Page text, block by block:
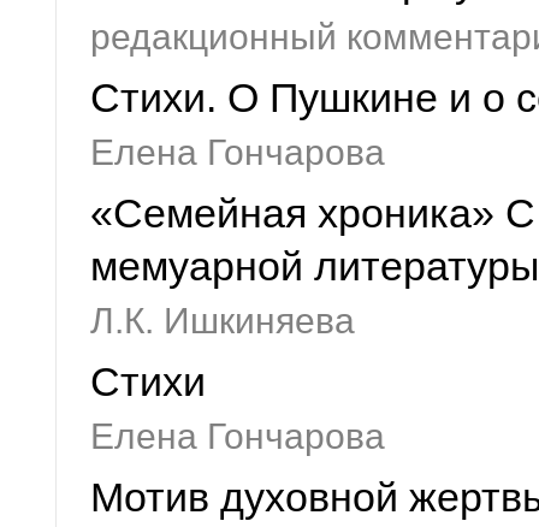
редакционный
Стихи. О Пушкине и о
Елена Гончарова
«Семейная хроника»
мемуарной
Л.К. Ишкиняева
Стихи
Елена Гончарова
Мотив духовной